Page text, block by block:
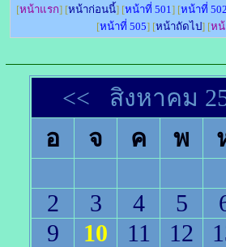
[หน้าแรก] [หน้าก่อนนี้] [หน้าที่ 501] [หน้าที่ 502
[หน้าที่ 505] [หน้าถัดไป] [หน้